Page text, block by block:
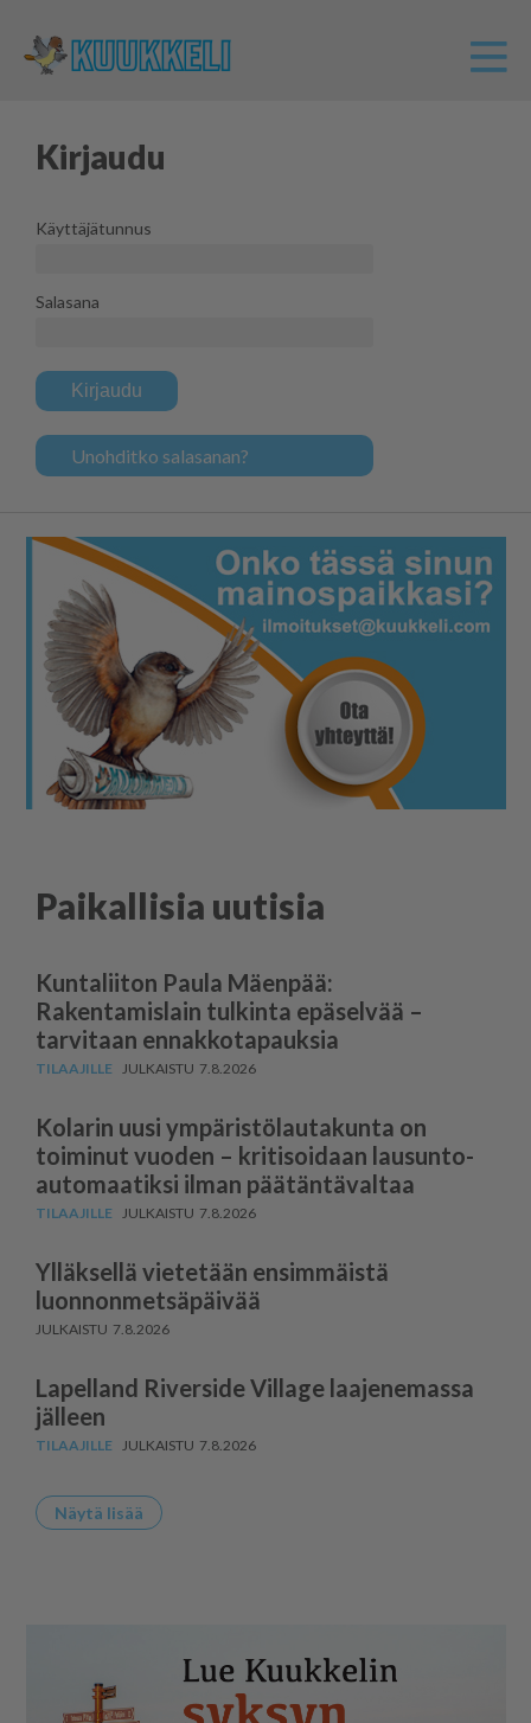
Kirjaudu
Käyttäjätunnus
Salasana
Kirjaudu
Unohditko salasanan?
Paikallisia uutisia
Kuntaliiton Paula Mäenpää:
Rakentamislain tulkinta epäselvää –
tarvitaan ennakkotapauksia
7.8.2026
Kolarin uusi ympäris­tö­lau­takunta on
toiminut vuoden – kritisoidaan lausun­to­
au­to­maatiksi ilman päätäntävaltaa
7.8.2026
Ylläksellä vietetään ensimmäistä
luonnonmetsäpäivää
7.8.2026
Lapelland Riverside Village laajenemassa
jälleen
7.8.2026
Näytä lisää